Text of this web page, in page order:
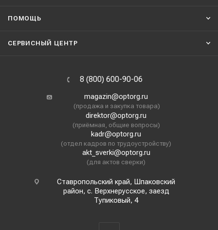
ПОМОЩЬ
СЕРВИСНЫЙ ЦЕНТР
8 (800) 600-90-06
magazin@optorg.ru
(продажа и закупка товара)
direktor@optorg.ru
(приёмная, общие вопросы)
kadr@optorg.ru
(отдел кадров по трудоустройству)
akt_sverki@optorg.ru
(для актов сверки)
Ставропольский край, Шпаковский
район, с. Верхнерусское, заезд
Тупиковый, 4